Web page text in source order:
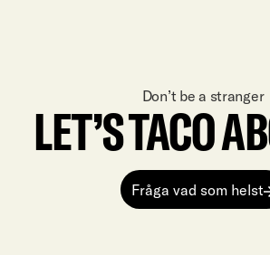
Don’t be a stranger
LET’S TACO
Fråga vad som helst
Fråga vad som helst